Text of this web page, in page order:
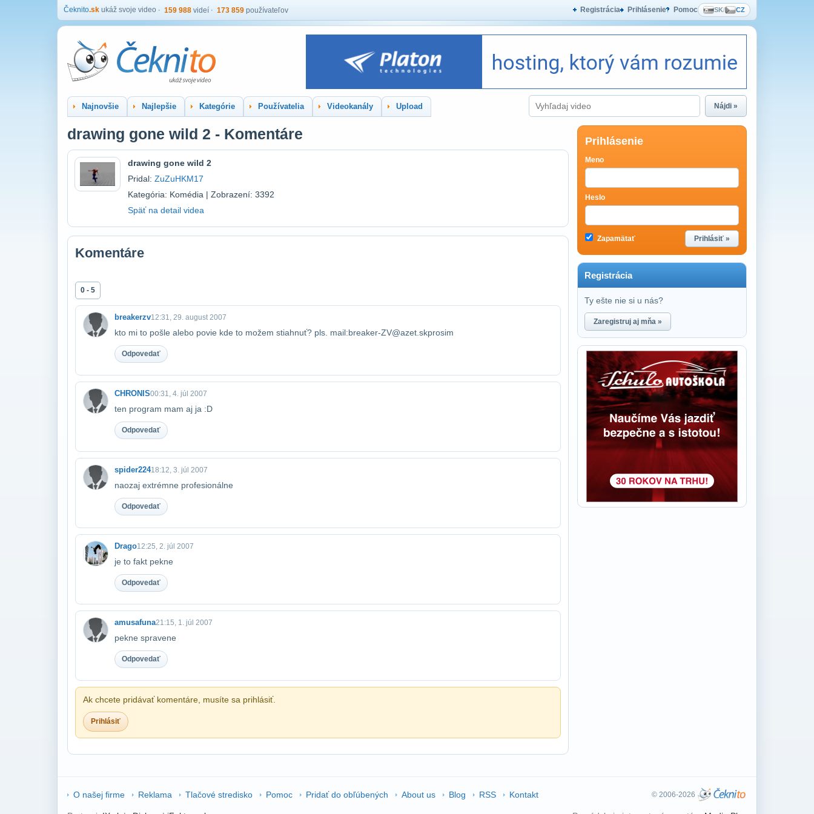
Čeknito.sk ukáž svoje video 159 988 videí 173 859 používateľov Registrácia Prihlásenie Pomoc SK/ CZ
Najnovšie Najlepšie Kategórie Používatelia Videokanály Upload Nájdi »
drawing gone wild 2 - Komentáre
drawing gone wild 2
Pridal: ZuZuHKM17
Kategória: Komédia | Zobrazení: 3392
Späť na detail videa
Komentáre
0 - 5
breakerzv12:31, 29. august 2007
kto mi to pošle alebo povie kde to možem stiahnuť? pls. mail:breaker-ZV@azet.sk​prosim
Odpovedať
CHRONIS00:31, 4. júl 2007
ten program mam aj ja :D
Odpovedať
spider22418:12, 3. júl 2007
naozaj extrémne profesionálne
Odpovedať
Drago12:25, 2. júl 2007
je to fakt pekne
Odpovedať
amusafuna21:15, 1. júl 2007
pekne spravene
Odpovedať
Ak chcete pridávať komentáre, musíte sa prihlásiť.
Prihlásiť
Prihlásenie
Meno
Heslo
Zapamätať Prihlásiť »
Registrácia
Ty ešte nie si u nás?
Zaregistruj aj mňa »
O našej firme Reklama Tlačové stredisko Pomoc Pridať do obľúbených About us Blog RSS Kontakt © 2006-2026